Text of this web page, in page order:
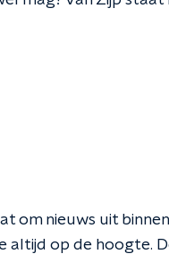
om nieuws uit
altijd op de hoogte.